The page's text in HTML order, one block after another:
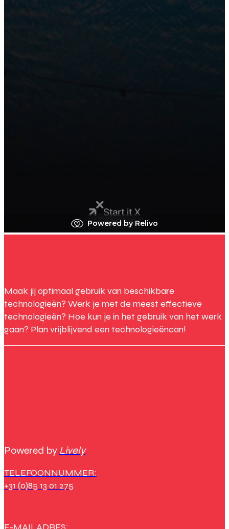
Maak jij optimaal gebruik van beschikbare
technologieën? Werk je met de meest effectieve
technologieën? Hoe kun je in het gebruik van het werk
gaan? Plan vrijblijvend een technologieëncan!
Powered by Lively
TELEFOONNUMMER:
+31 (0)85 13 01 275